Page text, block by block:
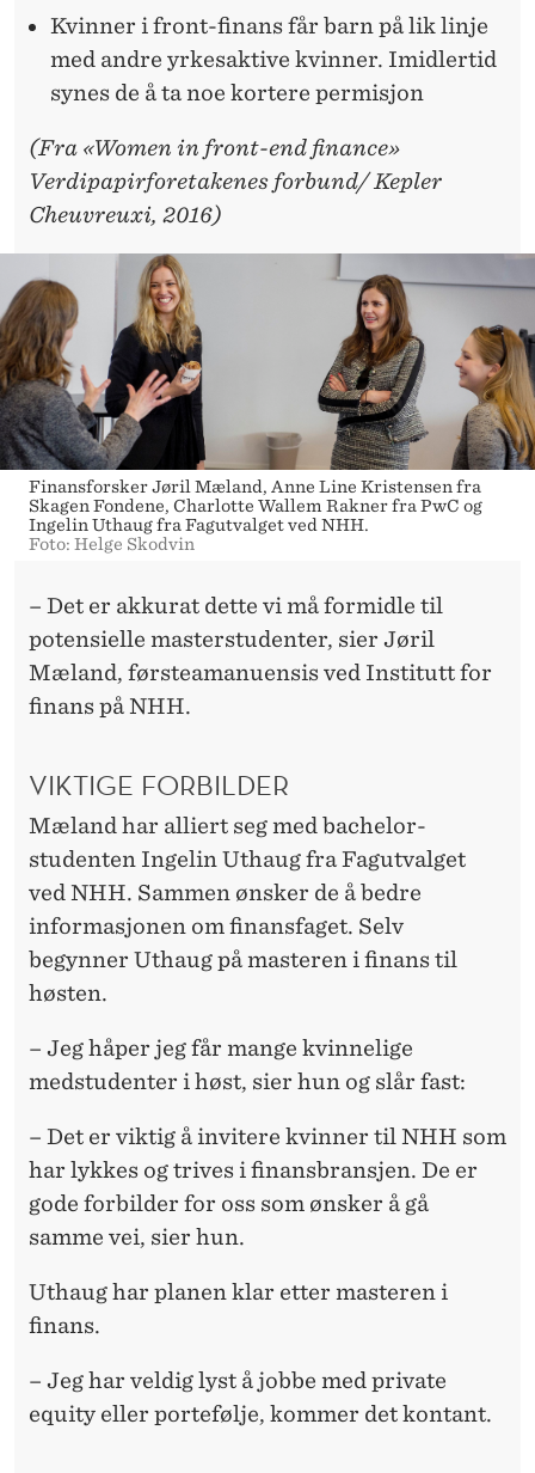
Kvinner i front-finans får barn på lik linje
med andre yrkesaktive kvinner. Imidlertid
synes de å ta noe kortere permisjon
(Fra «Women in front-end finance»
Verdipapirforetakenes forbund/ Kepler
Cheuvreuxi, 2016)
Finansforsker Jøril Mæland, Anne Line Kristensen fra
Skagen Fondene, Charlotte Wallem Rakner fra PwC og
Ingelin Uthaug fra Fagutvalget ved NHH.
Foto: Helge Skodvin
– Det er akkurat dette vi må formidle til
potensielle masterstudenter, sier Jøril
Mæland, førsteamanuensis ved Institutt for
finans på NHH.
VIKTIGE FORBILDER
Mæland har alliert seg med bachelor-
studenten Ingelin Uthaug fra Fagutvalget
ved NHH. Sammen ønsker de å bedre
informasjonen om finansfaget. Selv
begynner Uthaug på masteren i finans til
høsten.
– Jeg håper jeg får mange kvinnelige
medstudenter i høst, sier hun og slår fast:
– Det er viktig å invitere kvinner til NHH som
har lykkes og trives i finansbransjen. De er
gode forbilder for oss som ønsker å gå
samme vei, sier hun.
Uthaug har planen klar etter masteren i
finans.
– Jeg har veldig lyst å jobbe med private
equity eller portefølje, kommer det kontant.